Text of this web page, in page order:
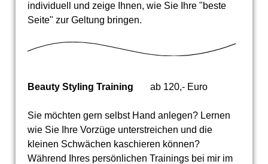
individuell und zeige Ihnen, wie Sie Ihre "beste
Seite" zur Geltung bringen.
Beauty Styling Training ab 120,- Euro
Sie möchten gern selbst Hand anlegen? Lernen
wie Sie Ihre Vorzüge unterstreichen und die
kleinen Schwächen kaschieren können?
Während Ihres persönlichen Trainings bei mir im